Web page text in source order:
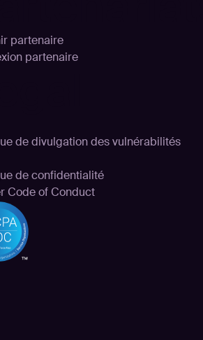
partenaire
partenaire
de divulgation des vulnérabilités
de confidentialité
Code of Conduct